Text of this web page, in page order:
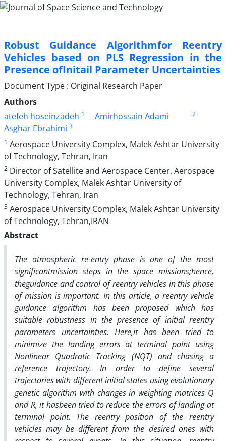
Robust Guidance Algorithmfor Reentry
Vehicles based on PLS Regression in the
Presence ofInitail Parameter Uncertainties
Document Type : Original Research Paper
Authors
atefeh hoseinzadeh 1 Amirhossain Adami 2
Asghar Ebrahimi 3
1 Aerospace University Complex, Malek Ashtar University
of Technology, Tehran, Iran
2 Director of Satellite and Aerospace Center, Aerospace
University Complex, Malek Ashtar University of
Technology, Tehran, Iran
3 Aerospace University Complex, Malek Ashtar University
of Technology, Tehran,IRAN
Abstract
The atmospheric re-entry phase is one of the most
significantmission steps in the space missions;hence,
theguidance and control of reentry vehicles in this phase
of mission is important. In this article, a reentry vehicle
guidance algorithm has been proposed which has
suitable robustness in the presence of initial reentry
parameters uncertainties. Here,it has been tried to
minimize the landing errors at terminal point using
Nonlinear Quadratic Tracking (NQT) and chasing a
reference trajectory. In order to define several
trajectories with different initial states using evolutionary
genetic algorithm with changes in weighting matrices Q
and R, it hasbeen tried to reduce the errors of landing at
terminal point. The reentry position of the reentry
vehicles may be different from the desired ones with